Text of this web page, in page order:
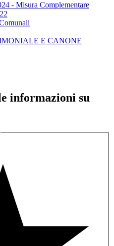
- Misura Complementare
E CANONE
informazioni su